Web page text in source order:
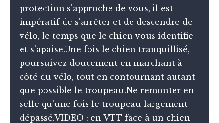
protection s'approche de vous, il est
impératif de s'arrêter et de descendre de
vélo, le temps que le chien vous identifie
et s'apaise.Une fois le chien tranquillisé,
poursuivez doucement en marchant à
côté du vélo, tout en contournant autant
que possible le troupeau.Ne remonter en
selle qu'une fois le troupeau largement
dépassé.VIDEO : en VTT face à un chien